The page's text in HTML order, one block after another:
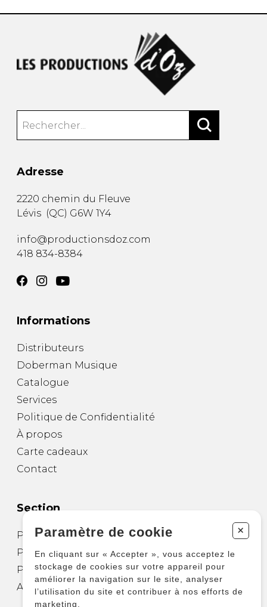
Adresse
2220 chemin du Fleuve
Lévis (QC) G6W 1Y4
info@productionsdoz.com
418 834-8384
Informations
Distributeurs
Doberman Musique
Catalogue
Services
Politique de Confidentialité
À propos
Carte cadeaux
Contact
Section
Partitions pour guitare
Partitions pour autres instruments
Partitions pour ensembles
Autres produits
Paramètre de cookie +
En cliquant sur « Accepter », vous acceptez le
stockage de cookies sur votre appareil pour
améliorer la navigation sur le site, analyser
l’utilisation du site et contribuer à nos efforts de
marketing.